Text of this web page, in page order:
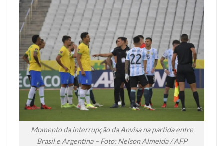
Momento da interrupção da Anvisa na partida entre
Brasil e Argentina – Foto: Nelson Almeida / AFP